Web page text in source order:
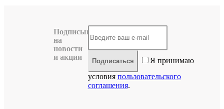
Подписывайтесь
на
новости
и акции
Подписаться
Я принимаю
условия пользовательского
соглашения.